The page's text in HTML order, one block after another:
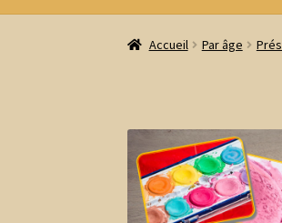
Accueil Par âge